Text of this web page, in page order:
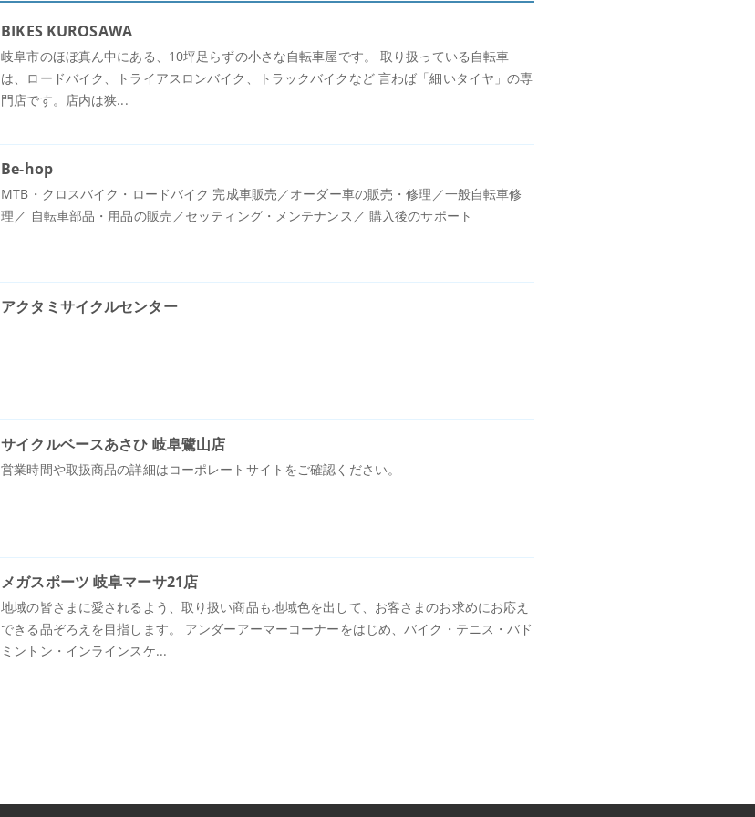
BIKES KUROSAWA
岐阜市のほぼ真ん中にある、10坪足らずの小さな自転車屋です。 取り扱っている自転車
は、ロードバイク、トライアスロンバイク、トラックバイクなど 言わば「細いタイヤ」の専
門店です。店内は狭...
Be-hop
MTB・クロスバイク・ロードバイク 完成車販売／オーダー車の販売・修理／一般自転車修
理／ 自転車部品・用品の販売／セッティング・メンテナンス／ 購入後のサポート
アクタミサイクルセンター
サイクルベースあさひ 岐阜鷺山店
営業時間や取扱商品の詳細はコーポレートサイトをご確認ください。
メガスポーツ 岐阜マーサ21店
地域の皆さまに愛されるよう、取り扱い商品も地域色を出して、お客さまのお求めにお応え
できる品ぞろえを目指します。 アンダーアーマーコーナーをはじめ、バイク・テニス・バド
ミントン・インラインスケ...